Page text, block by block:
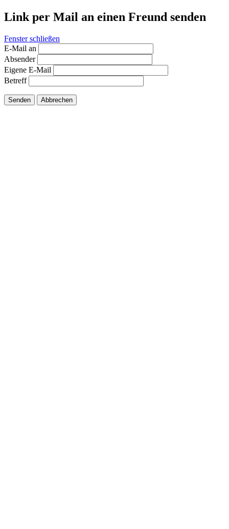
Link per Mail an einen Freund senden
Fenster schließen
E-Mail an
Absender
Eigene E-Mail
Betreff
Senden Abbrechen